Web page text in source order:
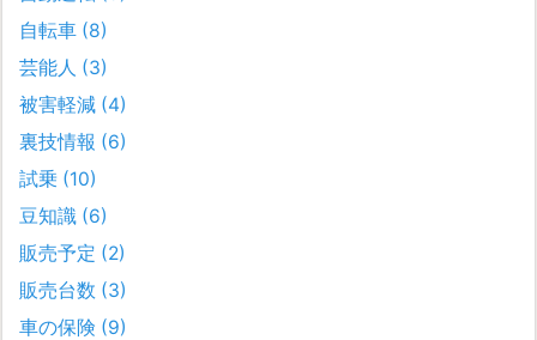
自転車 (8)
芸能人 (3)
被害軽減 (4)
裏技情報 (6)
試乗 (10)
豆知識 (6)
販売予定 (2)
販売台数 (3)
車の保険 (9)